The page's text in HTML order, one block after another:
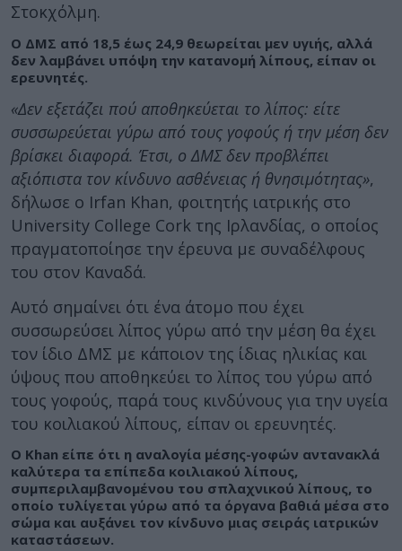
Στοκχόλμη.
Ο ΔΜΣ από 18,5 έως 24,9 θεωρείται μεν υγιής, αλλά
δεν λαμβάνει υπόψη την κατανομή λίπους, είπαν οι
ερευνητές.
«Δεν εξετάζει πού αποθηκεύεται το λίπος: είτε
συσσωρεύεται γύρω από τους γοφούς ή την μέση δεν
βρίσκει διαφορά. Έτσι, ο ΔΜΣ δεν προβλέπει
αξιόπιστα τον κίνδυνο ασθένειας ή θνησιμότητας»,
δήλωσε ο Irfan Khan, φοιτητής ιατρικής στο
University College Cork της Ιρλανδίας, ο οποίος
πραγματοποίησε την έρευνα με συναδέλφους
του στον Καναδά.
Αυτό σημαίνει ότι ένα άτομο που έχει
συσσωρεύσει λίπος γύρω από την μέση θα έχει
τον ίδιο ΔΜΣ με κάποιον της ίδιας ηλικίας και
ύψους που αποθηκεύει το λίπος του γύρω από
τους γοφούς, παρά τους κινδύνους για την υγεία
του κοιλιακού λίπους, είπαν οι ερευνητές.
Ο Khan είπε ότι η αναλογία μέσης-γοφών αντανακλά
καλύτερα τα επίπεδα κοιλιακού λίπους,
συμπεριλαμβανομένου του σπλαχνικού λίπους, το
οποίο τυλίγεται γύρω από τα όργανα βαθιά μέσα στο
σώμα και αυξάνει τον κίνδυνο μιας σειράς ιατρικών
καταστάσεων.